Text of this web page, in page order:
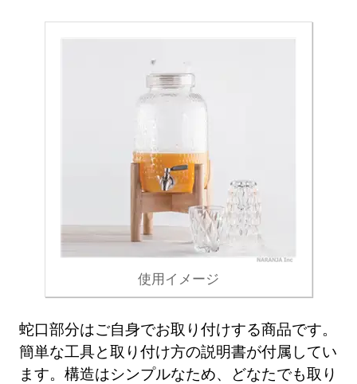
使用イメージ
蛇口部分はご自身でお取り付けする商品です。
簡単な工具と取り付け方の説明書が付属してい
ます。構造はシンプルなため、どなたでも取り